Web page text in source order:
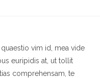
vim id, mea vide
euripidis at, ut tollit
comprehensam, te